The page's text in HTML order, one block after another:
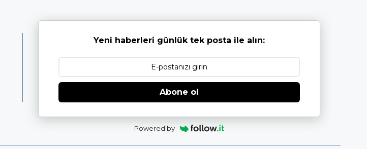
Yeni haberleri günlük tek posta ile alın:
Abone ol
Powered by